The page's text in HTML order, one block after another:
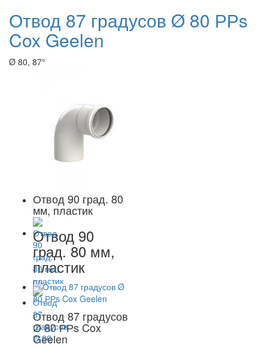
Отвод 87 градусов Ø 80 РРs
Cox Geelen
Ø 80, 87°
Отвод 90 град. 80
мм, пластик
Отвод 90
град. 80 мм,
пластик
Отвод 87 градусов
Ø 80 РРs Cox
Geelen